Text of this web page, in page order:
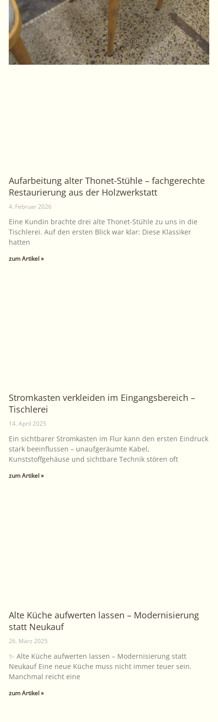
Aufarbeitung alter Thonet-Stühle – fachgerechte
Restaurierung aus der Holzwerkstatt
4. Februar 2026
Eine Kundin brachte drei alte Thonet-Stühle zu uns in die
Tischlerei. Auf den ersten Blick war klar: Diese Klassiker
hatten
zum Artikel »
Stromkasten verkleiden im Eingangsbereich –
Tischlerei
14. April 2025
Ein sichtbarer Stromkasten im Flur kann den ersten Eindruck
stark beeinflussen – unaufgeräumte Kabel,
Kunststoffgehäuse und sichtbare Technik stören oft
zum Artikel »
Alte Küche aufwerten lassen – Modernisierung
statt Neukauf
26. März 2025
✨ Alte Küche aufwerten lassen – Modernisierung statt
Neukauf Eine neue Küche muss nicht immer teuer sein.
Manchmal reicht eine
zum Artikel »